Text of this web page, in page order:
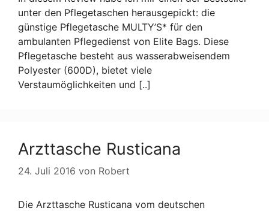
unter den Pflegetaschen herausgepickt: die
günstige Pflegetasche MULTY’S* für den
ambulanten Pflegedienst von Elite Bags. Diese
Pflegetasche besteht aus wasserabweisendem
Polyester (600D), bietet viele
Verstaumöglichkeiten und [..]
Arzttasche Rusticana
24. Juli 2016 von Robert
Die Arzttasche Rusticana vom deutschen